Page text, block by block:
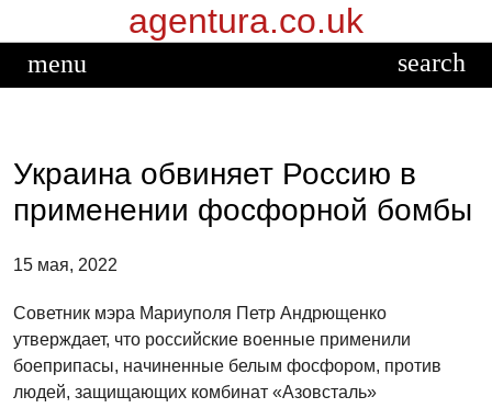
к
содержимому
agentura.co.uk
menu search
Украина обвиняет Россию в
применении фосфорной бомбы
15 мая, 2022
Советник мэра Мариуполя Петр Андрющенко
утверждает, что российские военные применили
боеприпасы, начиненные белым фосфором, против
людей, защищающих комбинат «Азовсталь»